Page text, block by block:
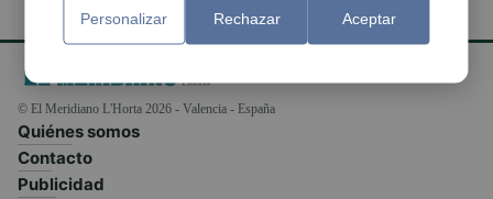
© El Meridiano L'Horta 2026 - Valencia - España
Quiénes somos
Contacto
Publicidad
Personalizar Rechazar Aceptar